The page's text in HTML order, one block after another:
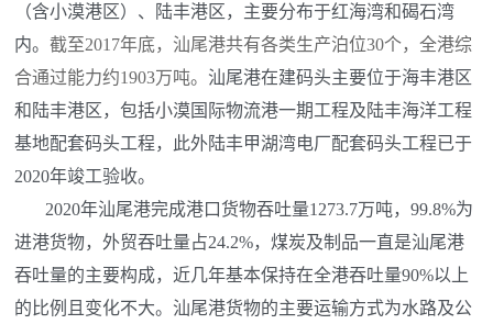
（含小漠港区）、陆丰港区，主要分布于红海湾和碣石湾
内。截至2017年底，汕尾港共有各类生产泊位30个，全港综
合通过能力约1903万吨。 汕尾港在建码头主要位于海丰港区
和陆丰港区，包括小漠国际物流港一期工程及陆丰海洋工程
基地配套码头工程，此外陆丰甲湖湾电厂配套码头工程已于
2020年竣工验收。
2020年汕尾港完成港口货物吞吐量1273.7万吨，99.8%为
进港货物，外贸吞吐量占24.2%，煤炭及制品一直是汕尾港
吞吐量的主要构成，近几年基本保持在全港吞吐量90%以上
的比例且变化不大。汕尾港货物的主要运输方式为水路及公